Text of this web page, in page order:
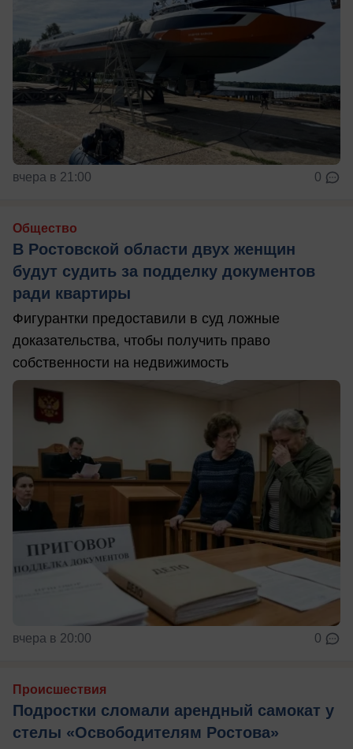
вчера в 21:00 0
Общество
В Ростовской области двух женщин
будут судить за подделку документов
ради квартиры
Фигурантки предоставили в суд ложные
доказательства, чтобы получить право
собственности на недвижимость
вчера в 20:00 0
Происшествия
Подростки сломали арендный самокат у
стелы «Освободителям Ростова»